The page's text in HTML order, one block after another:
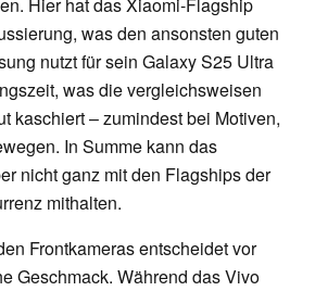
Hier hat das Xiaomi-Flagship
was den ansonsten guten
nutzt für sein Galaxy S25 Ultra
was die vergleichsweisen
kaschiert – zumindest bei Motiven,
In Summe kann das
nicht ganz mit den Flagships der
mithalten.
Frontkameras entscheidet vor
Geschmack. Während das Vivo